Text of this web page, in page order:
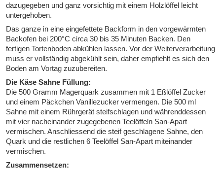
dazugegeben und ganz vorsichtig mit einem Holzlöffel leicht
untergehoben.
Das ganze in eine eingefettete Backform in den vorgewärmten
Backofen bei 200°C circa 30 bis 35 Minuten Backen. Den
fertigen Tortenboden abkühlen lassen. Vor der Weiterverarbeitung
muss er vollständig abgekühlt sein, daher empfiehlt es sich den
Boden am Vortag zuzubereiten.
Die Käse Sahne Füllung:
Die 500 Gramm Magerquark zusammen mit 1 Eßlöffel Zucker
und einem Päckchen Vanillezucker vermengen. Die 500 ml
Sahne mit einem Rührgerät steifschlagen und währenddessen
mit vier nacheinander zugegebenen Teelöffeln San-Apart
vermischen. Anschliessend die steif geschlagene Sahne, den
Quark und die restlichen 6 Teelöffel San-Apart miteinander
vermischen.
Zusammensetzen: